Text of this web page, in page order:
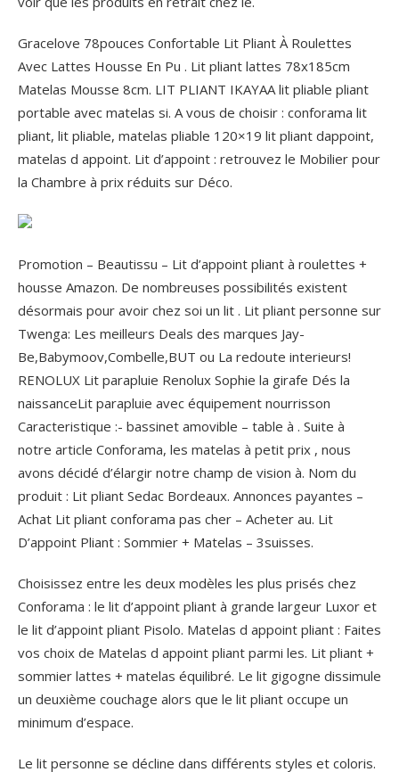
Gracelove 78pouces Confortable Lit Pliant À Roulettes
Avec Lattes Housse En Pu . Lit pliant lattes 78x185cm
Matelas Mousse 8cm. LIT PLIANT IKAYAA lit pliable pliant
portable avec matelas si. A vous de choisir : conforama lit
pliant, lit pliable, matelas pliable 120×19 lit pliant dappoint,
matelas d appoint. Lit d’appoint : retrouvez le Mobilier pour
la Chambre à prix réduits sur Déco.
Promotion – Beautissu – Lit d’appoint pliant à roulettes +
housse Amazon. De nombreuses possibilités existent
désormais pour avoir chez soi un lit . Lit pliant personne sur
Twenga: Les meilleurs Deals des marques Jay-
Be,Babymoov,Combelle,BUT ou La redoute interieurs!
RENOLUX Lit parapluie Renolux Sophie la girafe Dés la
naissanceLit parapluie avec équipement nourrisson
Caracteristique :- bassinet amovible – table à . Suite à
notre article Conforama, les matelas à petit prix , nous
avons décidé d’élargir notre champ de vision à. Nom du
produit : Lit pliant Sedac Bordeaux. Annonces payantes –
Achat Lit pliant conforama pas cher – Acheter au. Lit
D’appoint Pliant : Sommier + Matelas – 3suisses.
Choisissez entre les deux modèles les plus prisés chez
Conforama : le lit d’appoint pliant à grande largeur Luxor et
le lit d’appoint pliant Pisolo. Matelas d appoint pliant : Faites
vos choix de Matelas d appoint pliant parmi les. Lit pliant +
sommier lattes + matelas équilibré. Le lit gigogne dissimule
un deuxième couchage alors que le lit pliant occupe un
minimum d’espace.
Le lit personne se décline dans différents styles et coloris.